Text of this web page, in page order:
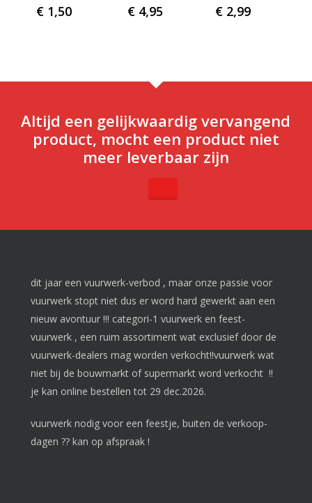
€1,50
€ 4,95
€ 2,99
Altijd een gelijkwaardig vervangend
product, mocht een product niet
meer leverbaar zijn
dit jaar een vuurwerk-verbod , maar onze passie voor
vuurwerk stopt niet dus er word hard gewerkt aan een
nieuw avontuur !!! categori-1 vuurwerk en feest-
vuurwerk , een ruim assortiment wat exclusief door de
vuurwerk-dealers mag worden verkocht!!vuurwerk wat
niet bij de bouwmarkt of supermarkt word verkocht !!
je kan online bestellen tot 29 dec.2026.
vuurwerk nodig voor een feestje, buiten de verkoop-
dagen ?? kan op afspraak !